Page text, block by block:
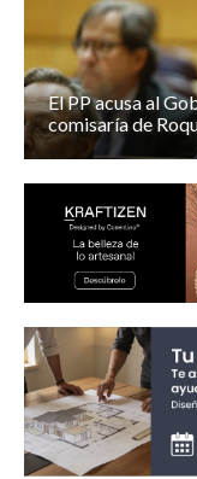
El PP acusa al
comisaría de